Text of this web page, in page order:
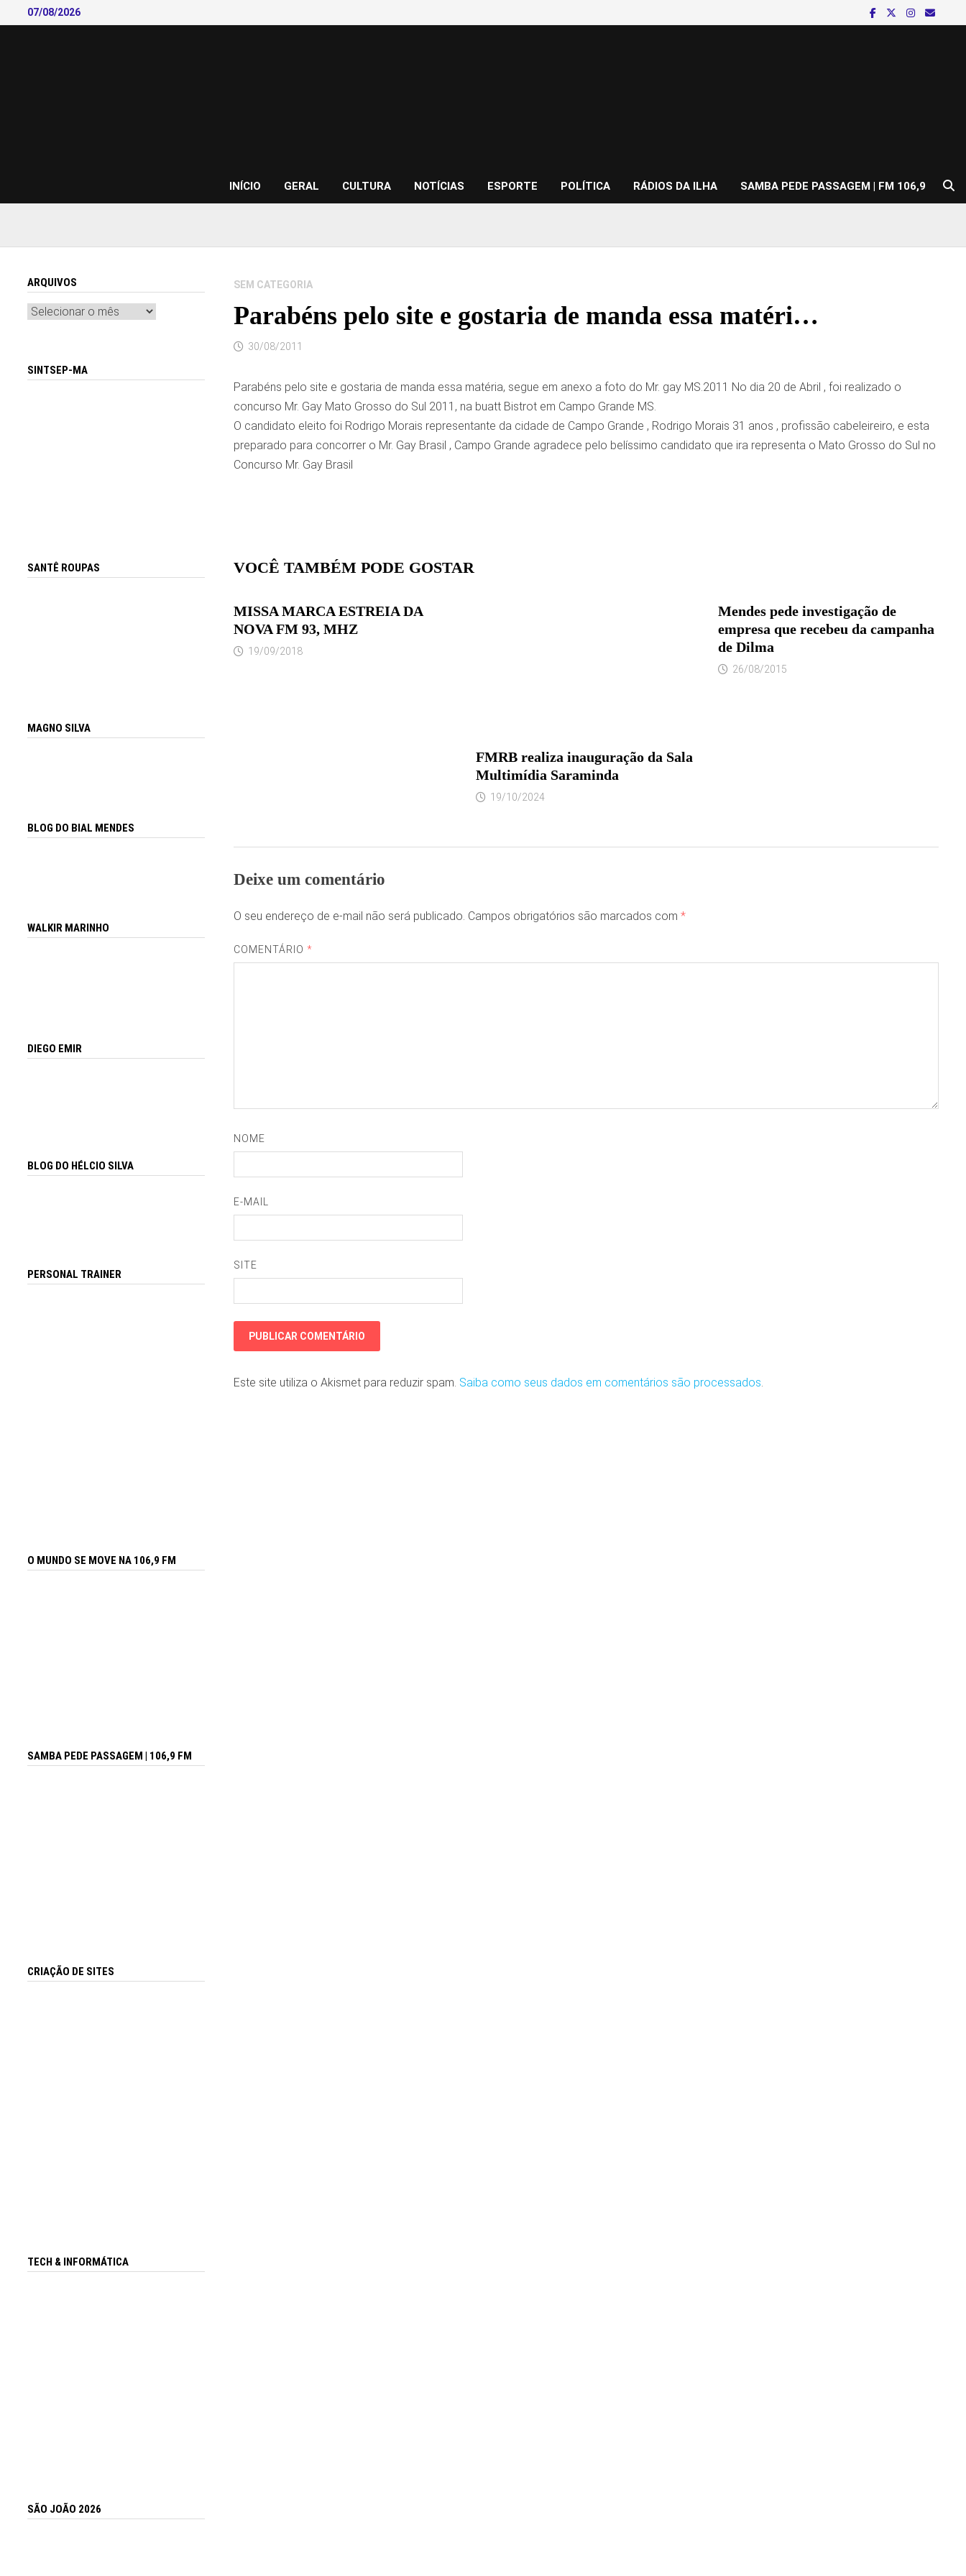
to
07/08/2026
INÍCIO GERAL CULTURA NOTÍCIAS ESPORTE POLÍTICA RÁDIOS DA ILHA SAMBA PEDE PASSAGEM | FM 106,9
SEM CATEGORIA
Parabéns pelo site e gostaria de manda essa matéri…
30/08/2011
Parabéns pelo site e gostaria de manda essa matéria, segue em anexo a foto do Mr. gay MS.2011 No dia 20 de Abril , foi realizado o
concurso Mr. Gay Mato Grosso do Sul 2011, na buatt Bistrot em Campo Grande MS.
O candidato eleito foi Rodrigo Morais representante da cidade de Campo Grande , Rodrigo Morais 31 anos , profissão cabeleireiro, e esta
preparado para concorrer o Mr. Gay Brasil , Campo Grande agradece pelo belíssimo candidato que ira representa o Mato Grosso do Sul no
Concurso Mr. Gay Brasil
VOCÊ TAMBÉM PODE GOSTAR
MISSA MARCA ESTREIA DA
NOVA FM 93, MHZ
19/09/2018
FMRB realiza inauguração da Sala
Multimídia Saraminda
19/10/2024
Mendes pede investigação de
empresa que recebeu da campanha
de Dilma
26/08/2015
Deixe um comentário
O seu endereço de e-mail não será publicado. Campos obrigatórios são marcados com *
COMENTÁRIO*
NOME
E-MAIL
SITE
Este site utiliza o Akismet para reduzir spam. Saiba como seus dados em comentários são processados.
ARQUIVOS
Arquivos
SINTSEP-MA
SANTÊ ROUPAS
MAGNO SILVA
BLOG DO BIAL MENDES
WALKIR MARINHO
DIEGO EMIR
BLOG DO HÉLCIO SILVA
PERSONAL TRAINER
O MUNDO SE MOVE NA 106,9 FM
SAMBA PEDE PASSAGEM | 106,9 FM
CRIAÇÃO DE SITES
TECH & INFORMÁTICA
SÃO JOÃO 2026